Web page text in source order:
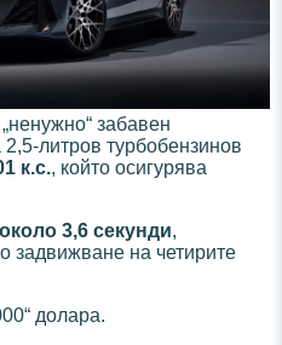
забавен
литров турбобензинов
к.с., който осигурява
3,6 секунди,
задвижване на четирите
долара.